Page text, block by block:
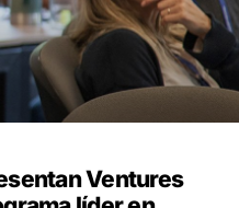
Ventures